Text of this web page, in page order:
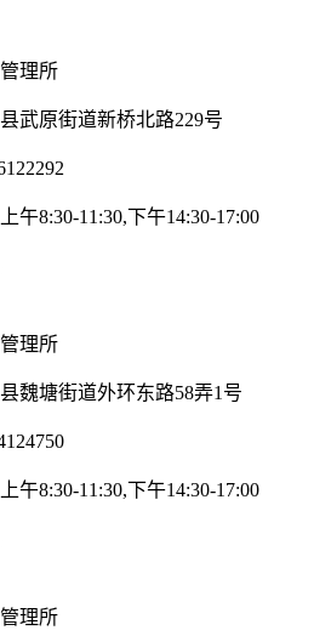
理所
武原街道新桥北路229号
午8:30-11:30,下午14:30-17:00
理所
魏塘街道外环东路58弄1号
午8:30-11:30,下午14:30-17:00
理所